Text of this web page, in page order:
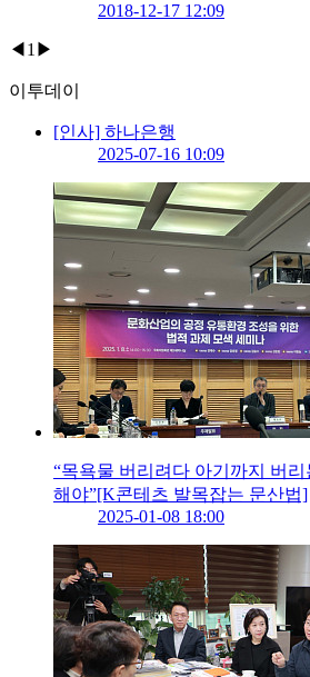
2018-12-17 12:09
◀ 1 ▶
이투데이
[인사] 하나은행
2025-07-16 10:09
“목욕물 버리려다 아기까지 버
해야”[K콘테츠 발목잡는 문산법]
2025-01-08 18:00